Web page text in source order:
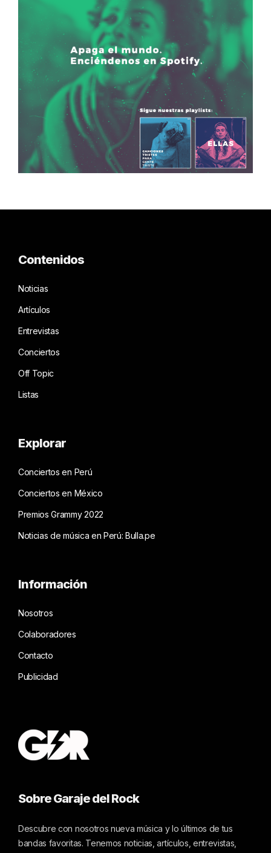
Contenidos
Noticias
Artículos
Entrevistas
Conciertos
Off Topic
Listas
Explorar
Conciertos en Perú
Conciertos en México
Premios Grammy 2022
Noticias de música en Perú: Bulla.pe
Información
Nosotros
Colaboradores
Contacto
Publicidad
Sobre Garaje del Rock
Descubre con nosotros nueva música y lo últimos de tus
bandas favoritas. Tenemos noticias, artículos, entrevistas,